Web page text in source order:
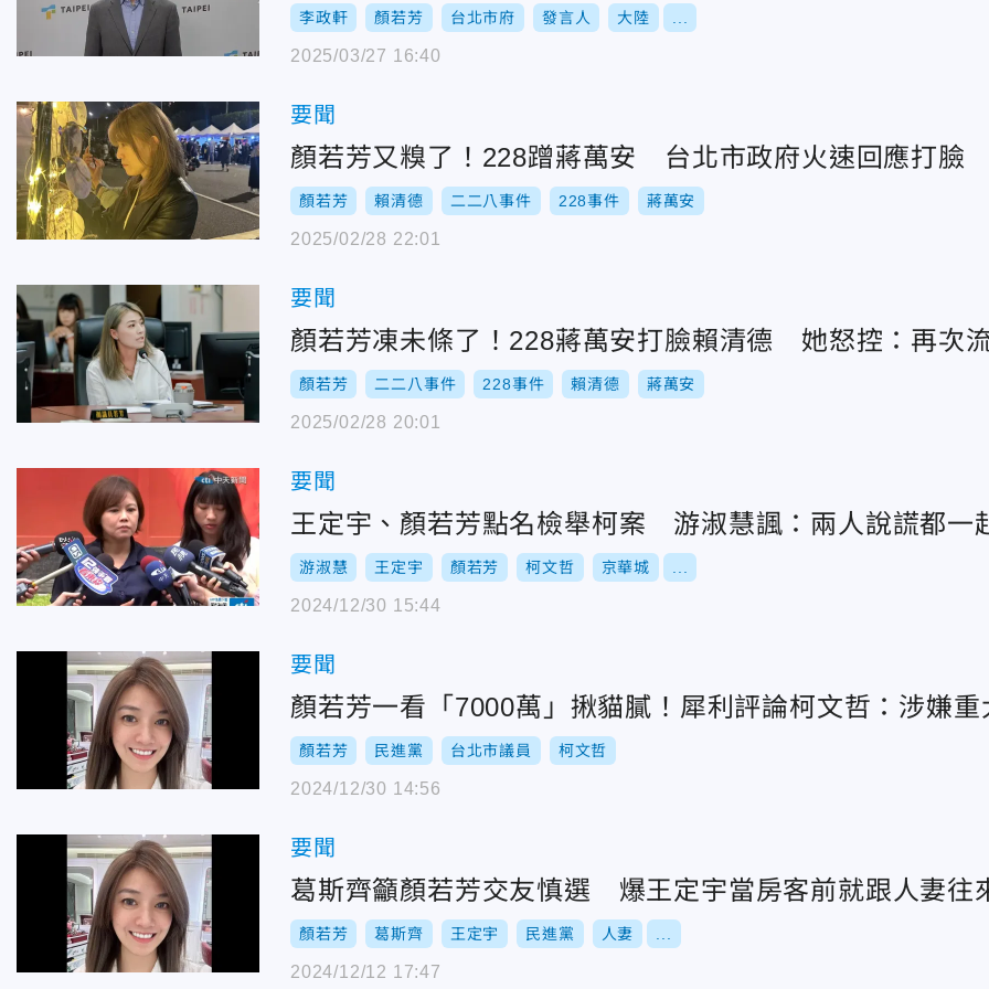
李政軒 顏若芳 台北市府 發言人 大陸
2025/03/27 16:40
要聞
顏若芳又糗了！228蹭蔣萬安 台北市政府火速回應打臉
顏若芳 賴清德 二二八事件 228事件 蔣萬安
2025/02/28 22:01
要聞
顏若芳凍未條了！228蔣萬安打臉賴清德 她怒控：再次
顏若芳 二二八事件 228事件 賴清德 蔣萬安
2025/02/28 20:01
要聞
王定宇、顏若芳點名檢舉柯案 游淑慧諷：兩人說謊都一
游淑慧 王定宇 顏若芳 柯文哲 京華城
2024/12/30 15:44
要聞
顏若芳一看「7000萬」揪貓膩！犀利評論柯文哲：涉嫌重
顏若芳 民進黨 台北市議員 柯文哲
2024/12/30 14:56
要聞
葛斯齊籲顏若芳交友慎選 爆王定宇當房客前就跟人妻往
顏若芳 葛斯齊 王定宇 民進黨 人妻
2024/12/12 17:47